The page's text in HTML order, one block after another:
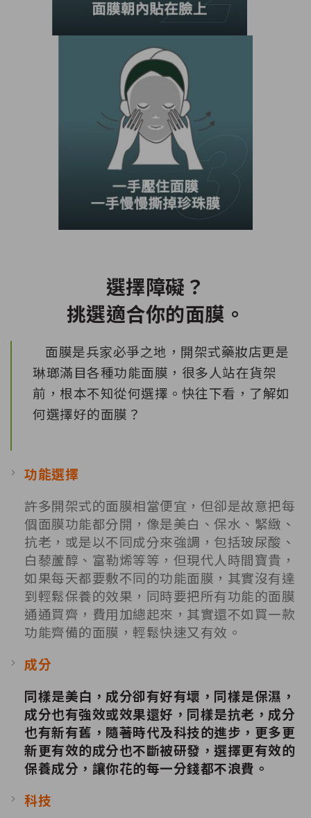
選擇障礙？
挑選適合你的面膜。
面膜是兵家必爭之地，開架式藥妝店更是
琳瑯滿目各種功能面膜，很多人站在貨架
前，根本不知從何選擇。快往下看，了解如
何選擇好的面膜？
功能選擇
許多開架式的面膜相當便宜，但卻是故意把每
個面膜功能都分開，像是美白、保水、緊緻、
抗老，或是以不同成分來強調，包括玻尿酸、
白藜蘆醇、富勒烯等等，但現代人時間寶貴，
如果每天都要敷不同的功能面膜，其實沒有達
到輕鬆保養的效果，同時要把所有功能的面膜
通通買齊，費用加總起來，其實還不如買一款
功能齊備的面膜，輕鬆快速又有效。
成分
同樣是美白，成分卻有好有壞，同樣是保濕，
成分也有強效或效果還好，同樣是抗老，成分
也有新有舊，隨著時代及科技的進步，更多更
新更有效的成分也不斷被研發，選擇更有效的
保養成分，讓你花的每一分錢都不浪費。
科技